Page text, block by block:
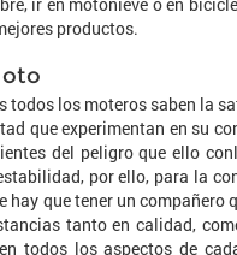
ir en motonieve o en
productos.
todos los moteros saben la
que experimentan en su
del peligro que ello
por ello, para la
hay que tener un compañero
tanto en calidad,
todos los aspectos de